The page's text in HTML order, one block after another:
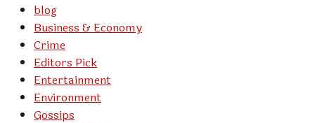
blog
Business & Economy
Crime
Editors Pick
Entertainment
Environment
Gossips